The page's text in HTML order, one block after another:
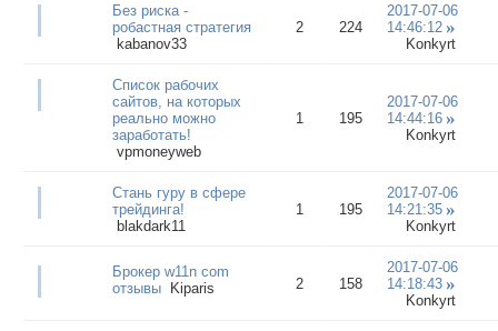
Без риска -
робастная стратегия
kabanov33
2 224
2017-07-06
14:46:12
Konkyrt
Список рабочих
сайтов, на которых
реально можно
заработать!
vpmoneyweb
1 195
2017-07-06
14:44:16
Konkyrt
Стань гуру в сфере
трейдинга!
blakdark11
1 195
2017-07-06
14:21:35
Konkyrt
Брокер w11n com
отзывы
Kiparis 2 158
2017-07-06
14:18:43
Konkyrt